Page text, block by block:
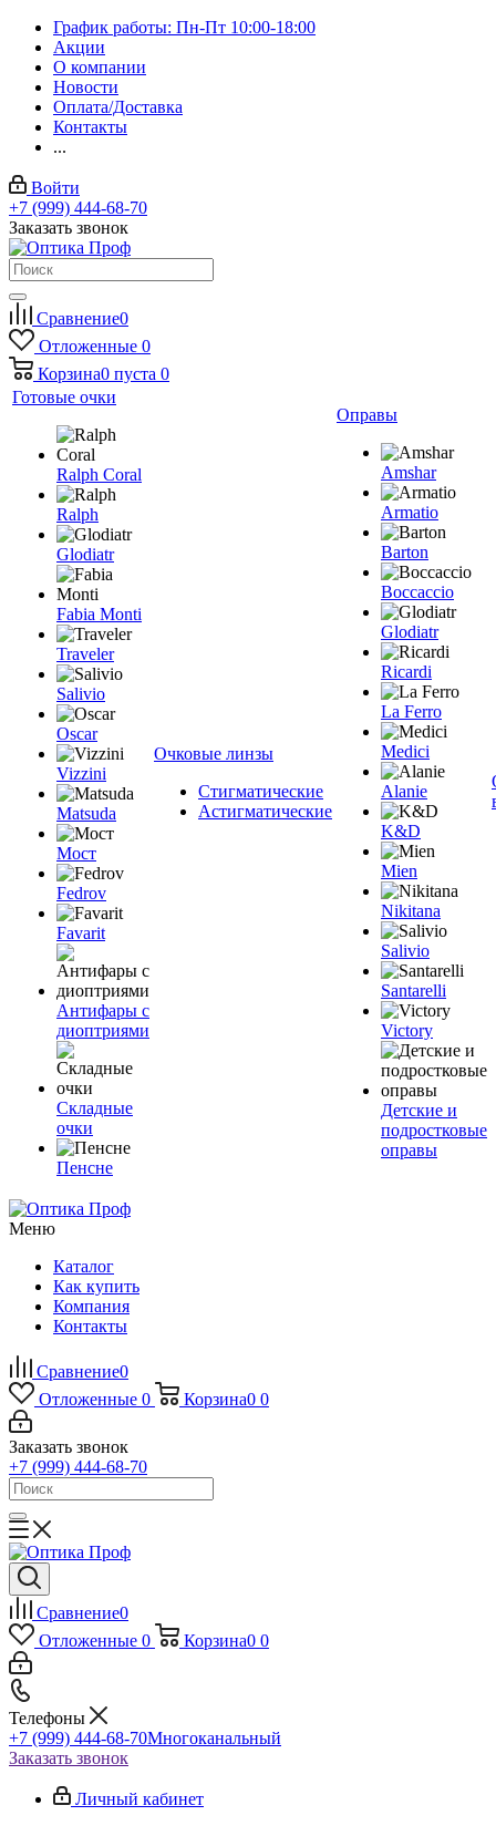
График работы: Пн-Пт 10:00-18:00
Акции
О компании
Новости
Оплата/Доставка
Контакты
...
Войти
+7 (999) 444-68-70
Заказать звонок
Сравнение0
Отложенные 0
Корзина0 пуста 0
Готовые очки
Ralph Coral
Ralph
Glodiatr
Fabia Monti
Traveler
Salivio
Oscar
Vizzini
Matsuda
Мост
Fedrov
Favarit
Антифары с
диоптриями
Складные
очки
Пенсне
Очковые линзы
Стигматические
Астигматические
Оправы
Amshar
Armatio
Barton
Boccaccio
Glodiatr
Ricardi
La Ferro
Medici
Alanie
K&D
Mien
Nikitana
Salivio
Santarelli
Victory
Детские и
подростковые
оправы
Меню
Каталог
Как купить
Компания
Контакты
Сравнение0
Отложенные 0 Корзина0 0
Заказать звонок
+7 (999) 444-68-70
Сравнение0
Отложенные 0 Корзина0 0
Телефоны
+7 (999) 444-68-70Многоканальный
Заказать звонок
Личный кабинет